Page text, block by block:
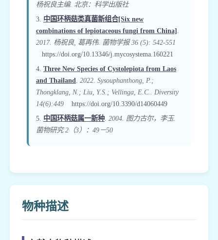
杨祝良主编. 北京：科学出版社
3. 中国环柄菇类真菌新组合[Six new
combinations of lepiotaceous fungi from China].
2017. 杨祝良, 葛再伟. 菌物学报 36 (5): 542-551
https://doi.org/10.13346/j.mycosystema.160221
4. Three New Species of Cystolepiota from Laos
and Thailand. 2022. Sysouphanthong, P.;
Thongklang, N.; Liu, Y.S.; Vellinga, E.C.. Diversity
14(6):449 https://doi.org/10.3390/d14060449
5. 中国环柄菇属一新种. 2004. 图力古尔，李玉.
菌物研究 2（3）：49－50
物种描述